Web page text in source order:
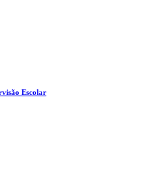
Escolar